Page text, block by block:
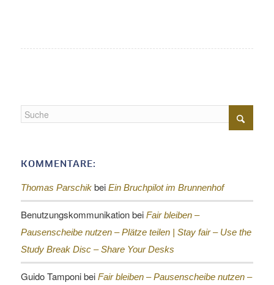
KOMMENTARE:
Thomas Parschikbei Ein Bruchpilot im Brunnenhof
Benutzungskommunikationbei Fair bleiben –
Pausenscheibe nutzen – Plätze teilen | Stay fair – Use the
Study Break Disc – Share Your Desks
Guido Tamponibei Fair bleiben – Pausenscheibe nutzen –